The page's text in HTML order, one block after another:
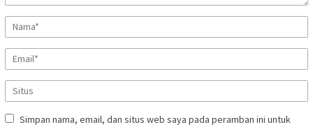
Simpan nama, email, dan situs web saya pada peramban ini untuk